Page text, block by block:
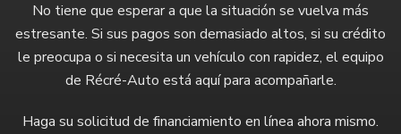
No tiene que esperar a que la situación se vuelva más
estresante. Si sus pagos son demasiado altos, si su crédito
le preocupa o si necesita un vehículo con rapidez, el equipo
de Récré-Auto está aquí para acompañarle.
Haga su solicitud de financiamiento en línea ahora mismo.